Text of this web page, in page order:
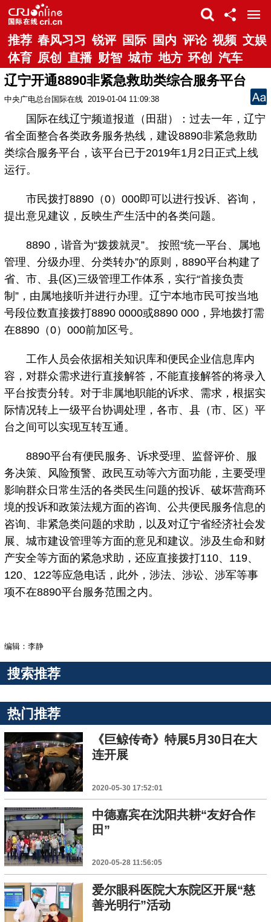
推荐 春风习习 锐评 国际 国内 评论 视频 文娱
体育 原创 直播 财智 城市 地方 环创 汽车
辽宁开通8890非紧急救助类综合服务平台
中央广电总台国际在线 2019-01-04 11:09:38
国际在线辽宁频道报道（田甜）：过去一年，辽宁
省全面整合各类政务服务热线，建设8890非紧急救助
类综合服务平台，该平台已于2019年1月2日正式上线
运行。
市民拨打8890（0）000即可以进行投诉、咨询，
提出意见建议，反映生产生活中的各类问题。
8890，谐音为“拨拨就灵”。 按照“统一平台、属地
管理、分级办理、分类转办”的原则，8890平台构建了
省、市、县(区)三级管理工作体系，实行“首接负责
制”，由属地接听并进行办理。辽宁本地市民可按当地
号段位数直接拨打8890 0000或8890 000，异地拨打需
在8890（0）000前加区号。
工作人员会依据相关知识库和便民企业信息库内
容，对群众需求进行直接解答，不能直接解答的将录入
平台按责分转。对于非属地职能的诉求、需求，根据实
际情况转上一级平台协调处理，各市、县（市、区）平
台之间可以实现互转互通。
8890平台有便民服务、诉求受理、监督评价、服
务决策、风险预警、政民互动等六方面功能，主要受理
影响群众日常生活的各类民生问题的投诉、破坏营商环
境的投诉和政策法规方面的咨询、公共便民服务信息的
咨询、非紧急类问题的求助，以及对辽宁省经济社会发
展、城市建设管理等方面的意见和建议。涉及生命和财
产安全等方面的紧急求助，还应直接拨打110、119、
120、122等应急电话，此外，涉法、涉讼、涉军等事
项不在8890平台服务范围之内。
编辑：李静
搜索推荐
热门推荐
《巨鲸传奇》特展5月30日在大
连开展
2020-05-30 17:52:01
中德嘉宾在沈阳共耕“友好合作
田”
2020-05-28 11:56:05
爱尔眼科医院大东院区开展“慈
善光明行”活动